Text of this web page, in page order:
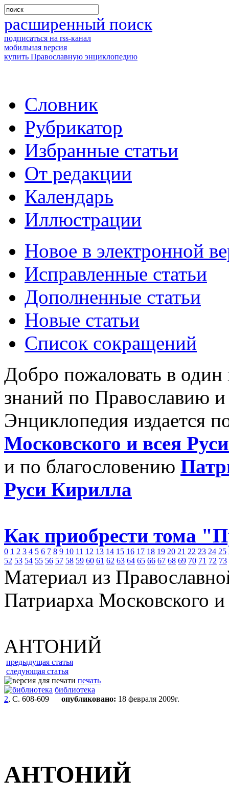
расширенный поиск
подписаться на rss-канал
мобильная версия
купить Православную энциклопедию
Словник
Рубрикатор
Избранные статьи
От редакции
Календарь
Иллюстрации
Новое в электронной
Исправленные статьи
Дополненные статьи
Новые статьи
Список сокращений
Добро пожаловать в
знаний по Православию
Энциклопедия издается
Московского и всея
и по благословению
Руси Кирилла
Как приобрести тома
0 1 2 3 4 5 6 7 8 9 10 11 12 13 14 15 16 17 18 19 20 21 22 23 24 25
52 53 54 55 56 57 58 59 60 61 62 63 64 65 66 67 68 69 70 71 72 73
Материал из
Патриарха Московского
АНТОНИЙ
предыдущая статья
следующая статья
печать
библиотека
2, С. 608-609 опубликовано: 18 февраля 2009г.
АНТОНИЙ